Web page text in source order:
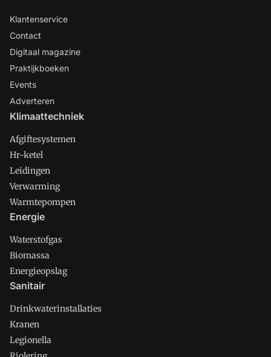
Klantenservice
Contact
Digitaal magazine
Praktijkboeken
Events
Adverteren
Klimaattechniek
Afgiftesystemen
Hr-ketel
Leidingen
Verwarming
Warmtepompen
Energie
Waterstofgas
Biomassa
Energieopslag
Sanitair
Drinkwaterinstallaties
Kranen
Legionella